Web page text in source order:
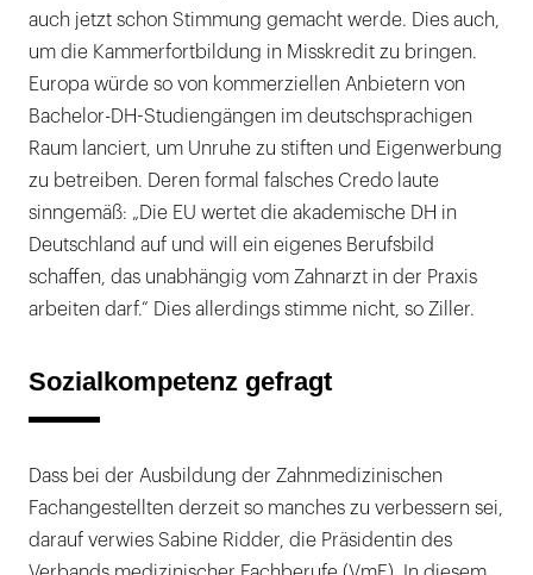
auch jetzt schon Stimmung gemacht werde. Dies auch,
um die Kammerfortbildung in Misskredit zu bringen.
Europa würde so von kommerziellen Anbietern von
Bachelor-DH-Studiengängen im deutschsprachigen
Raum lanciert, um Unruhe zu stiften und Eigenwerbung
zu betreiben. Deren formal falsches Credo laute
sinngemäß: „Die EU wertet die akademische DH in
Deutschland auf und will ein eigenes Berufsbild
schaffen, das unabhängig vom Zahnarzt in der Praxis
arbeiten darf.“ Dies allerdings stimme nicht, so Ziller.
Sozialkompetenz gefragt
Dass bei der Ausbildung der Zahnmedizinischen
Fachangestellten derzeit so manches zu verbessern sei,
darauf verwies Sabine Ridder, die Präsidentin des